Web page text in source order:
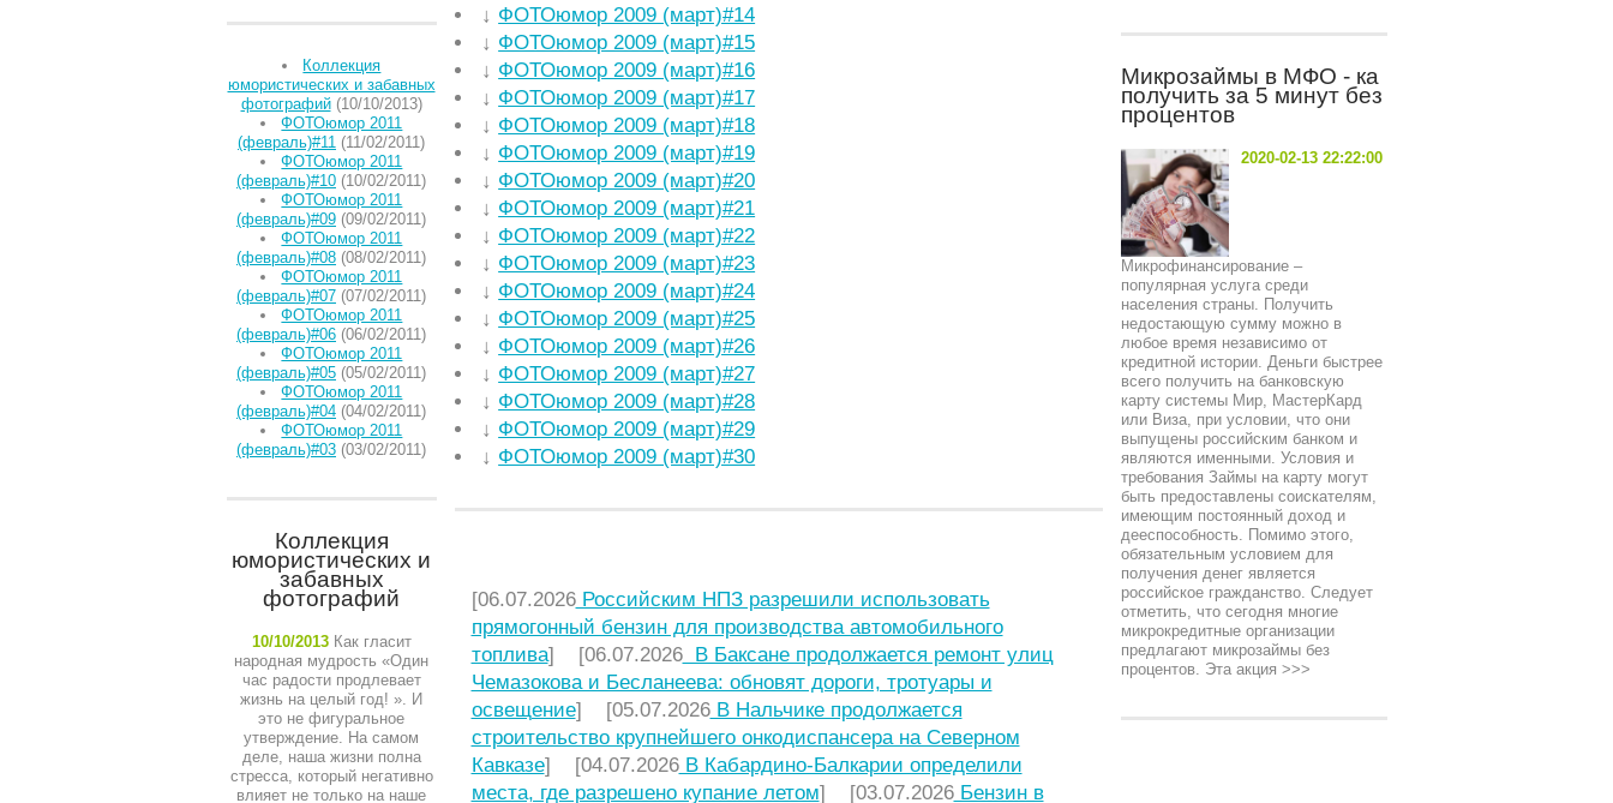
Коллекция
юмористических и забавных
фотографий(10/10/2013)
ФОТОюмор 2011
(февраль)#11 (11/02/2011)
ФОТОюмор 2011
(февраль)#10 (10/02/2011)
ФОТОюмор 2011
(февраль)#09 (09/02/2011)
ФОТОюмор 2011
(февраль)#08 (08/02/2011)
ФОТОюмор 2011
(февраль)#07 (07/02/2011)
ФОТОюмор 2011
(февраль)#06 (06/02/2011)
ФОТОюмор 2011
(февраль)#05 (05/02/2011)
ФОТОюмор 2011
(февраль)#04 (04/02/2011)
ФОТОюмор 2011
(февраль)#03 (03/02/2011)
Коллекция
юмористических и
забавных
фотографий
10/10/2013 Как гласит
народная мудрость «Один
час радости продлевает
жизнь на целый год! ». И
это не фигуральное
утверждение. На самом
деле, наша жизни полна
стресса, который негативно
влияет не только на наше
↓ ФОТОюмор 2009 (март)#14
↓ ФОТОюмор 2009 (март)#15
↓ ФОТОюмор 2009 (март)#16
↓ ФОТОюмор 2009 (март)#17
↓ ФОТОюмор 2009 (март)#18
↓ ФОТОюмор 2009 (март)#19
↓ ФОТОюмор 2009 (март)#20
↓ ФОТОюмор 2009 (март)#21
↓ ФОТОюмор 2009 (март)#22
↓ ФОТОюмор 2009 (март)#23
↓ ФОТОюмор 2009 (март)#24
↓ ФОТОюмор 2009 (март)#25
↓ ФОТОюмор 2009 (март)#26
↓ ФОТОюмор 2009 (март)#27
↓ ФОТОюмор 2009 (март)#28
↓ ФОТОюмор 2009 (март)#29
↓ ФОТОюмор 2009 (март)#30
[06.07.2026Российским НПЗ разрешили использовать
прямогонный бензин для производства автомобильного
топлива] [06.07.2026В Баксане продолжается ремонт улиц
Чемазокова и Бесланеева: обновят дороги, тротуары и
освещение] [05.07.2026В Нальчике продолжается
строительство крупнейшего онкодиспансера на Северном
Кавказе] [04.07.2026В Кабардино-Балкарии определили
места, где разрешено купание летом] [03.07.2026Бензин в
Микрозаймы в МФО - ка
получить за 5 минут без
процентов
2020-02-13 22:22:00
Микрофинансирование –
популярная услуга среди
населения страны. Получить
недостающую сумму можно в
любое время независимо от
кредитной истории. Деньги быстрее
всего получить на банковскую
карту системы Мир, МастерКард
или Виза, при условии, что они
выпущены российским банком и
являются именными. Условия и
требования Займы на карту могут
быть предоставлены соискателям,
имеющим постоянный доход и
дееспособность. Помимо этого,
обязательным условием для
получения денег является
российское гражданство. Следует
отметить, что сегодня многие
микрокредитные организации
предлагают микрозаймы без
процентов. Эта акция >>>